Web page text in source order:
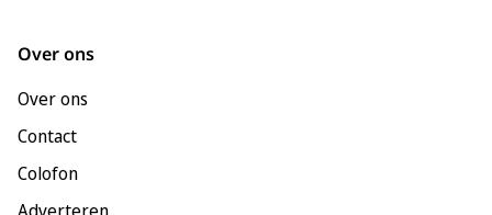
Over ons
Over ons
Contact
Colofon